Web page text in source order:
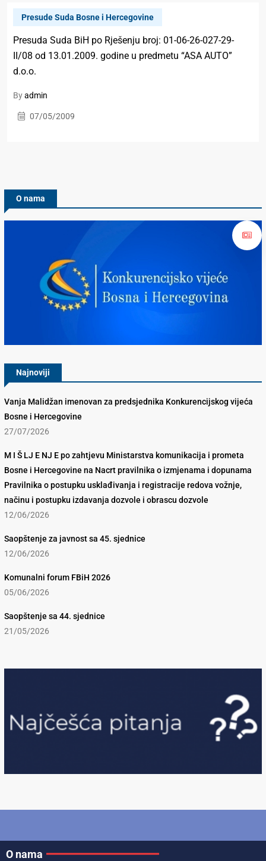
Presude Suda Bosne i Hercegovine
Presuda Suda BiH po Rješenju broj: 01-06-26-027-29-
II/08 od 13.01.2009. godine u predmetu “ASA AUTO”
d.o.o.
Byadmin
07/05/2009
O nama
Najnoviji
Vanja Malidžan imenovan za predsjednika Konkurencijskog vijeća
Bosne i Hercegovine
27/07/2026
M I Š LJ E NJ E po zahtjevu Ministarstva komunikacija i prometa
Bosne i Hercegovine na Nacrt pravilnika o izmjenama i dopunama
Pravilnika o postupku usklađivanja i registracije redova vožnje,
načinu i postupku izdavanja dozvole i obrascu dozvole
12/06/2026
Saopštenje za javnost sa 45. sjednice
12/06/2026
Komunalni forum FBiH 2026
05/06/2026
Saopštenje sa 44. sjednice
21/05/2026
O nama